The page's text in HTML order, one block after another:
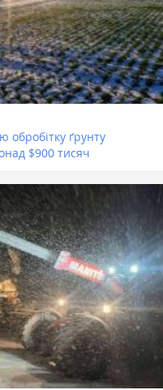
обробітку ґрунту
$900 тисяч